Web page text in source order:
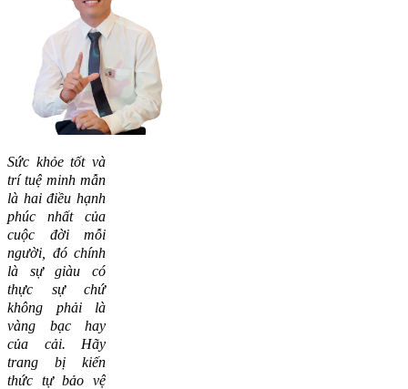
Sức khỏe tốt và
trí tuệ minh mẫn
là hai điều hạnh
phúc nhất của
cuộc đời mỗi
người, đó chính
là sự giàu có
thực sự chứ
không phải là
vàng bạc hay
của cải. Hãy
trang bị kiến
thức tự bảo vệ